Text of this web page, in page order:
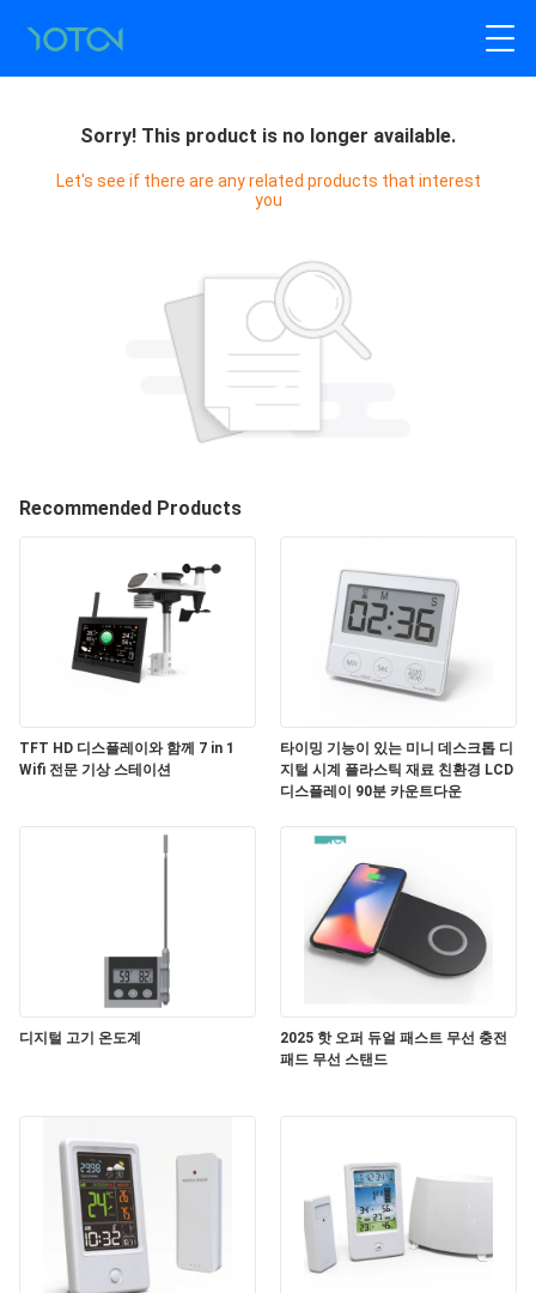
Sorry! This product is no longer available.
Let's see if there are any related products that interest
you
Recommended Products
TFT HD 디스플레이와 함께 7 in 1
Wifi 전문 기상 스테이션
타이밍 기능이 있는 미니 데스크톱 디
지털 시계 플라스틱 재료 친환경 LCD
디스플레이 90분 카운트다운
디지털 고기 온도계
2025 핫 오퍼 듀얼 패스트 무선 충전
패드 무선 스탠드